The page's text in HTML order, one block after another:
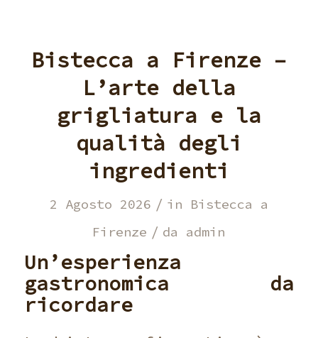
Bistecca a Firenze –
L’arte della
grigliatura e la
qualità degli
ingredienti
2 Agosto 2026 / in Bistecca a
Firenze / da admin
Un’esperienza
gastronomica da
ricordare